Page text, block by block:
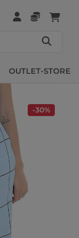
OUTLET-STORE
-30%